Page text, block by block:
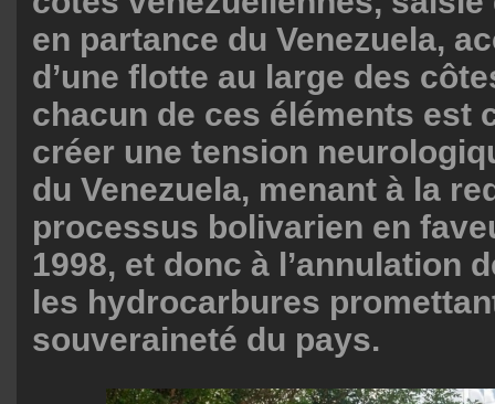
en partance du Venezuela,
d’une flotte au large des
chacun de ces éléments est
créer une tension
du Venezuela, menant à la
processus bolivarien en
1998, et donc à l’annulation
les hydrocarbures
souveraineté du pays.